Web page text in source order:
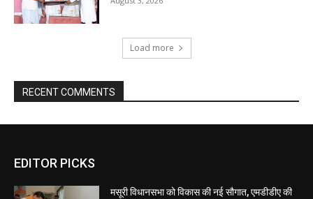
EDITOR PICKS
मसूरी विधानसभा को विकास की नई सौगात, एमडीडीए की